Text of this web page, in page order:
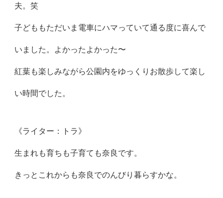
夫。笑
子どももただいま電車にハマっていて通る度に喜んで
いました。よかったよかった〜
紅葉も楽しみながら公園内をゆっくりお散歩して楽し
い時間でした。
《ライター：トラ》
生まれも育ちも子育ても奈良です。
きっとこれからも奈良でのんびり暮らすかな。